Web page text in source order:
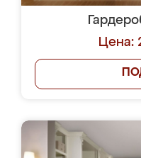
Цена: